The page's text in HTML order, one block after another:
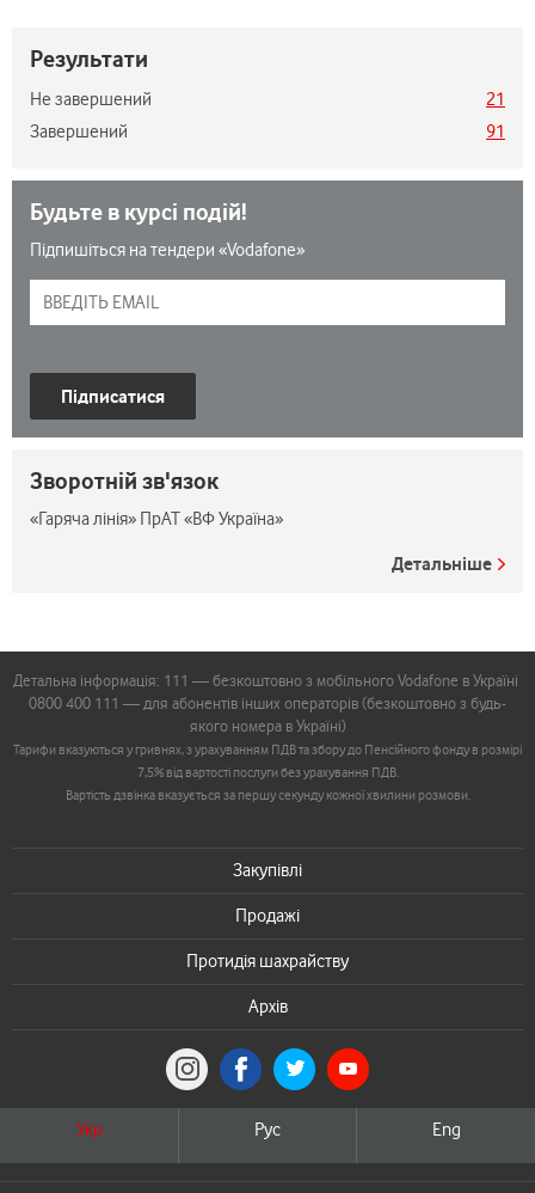
Результати
Не завершений
21
Завершений
91
Будьте в курсі подій!
Підпишіться на тендери «Vodafone»
Підписатися
Зворотній зв'язок
«Гаряча лінія» ПрАТ «ВФ Україна»
Детальніше
Детальна інформація: 111 — безкоштовно з мобільного Vodafone в Україні
0800 400 111 — для абонентів інших операторів (безкоштовно з будь-
якого номера в Україні)
Тарифи вказуються у гривнях, з урахуванням ПДВ та збору до Пенсійного фонду в розмірі
7,5% від вартості послуги без урахування ПДВ.
Вартість дзвінка вказується за першу секунду кожної хвилини розмови.
Закупівлі
Продажі
Протидія шахрайству
Архів
Укр Рус Eng